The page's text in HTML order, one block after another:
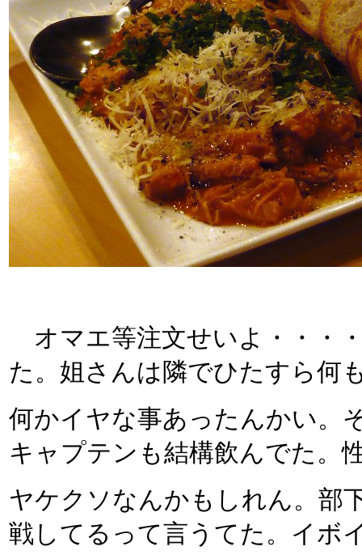
オマエ等注文せいよ・・・
た。姐さんは隣でひたすら何
何かイヤな事あったんかい。
キャプテンも結構飲んでた。
ヤケクソなんかもしれん。部
戦してるって言うてた。イボ